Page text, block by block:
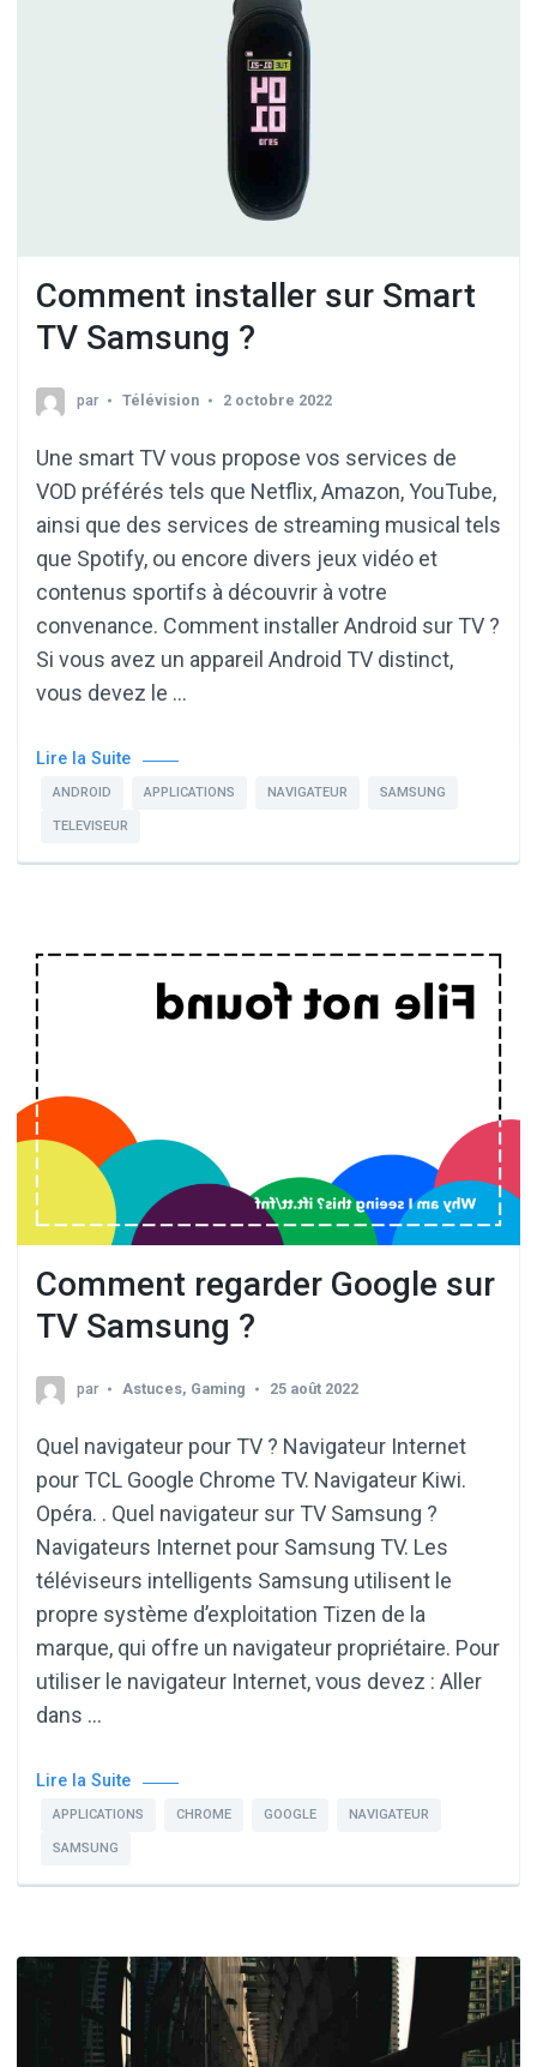
Comment installer sur Smart
TV Samsung ?
par Télévision 2 octobre 2022
Une smart TV vous propose vos services de
VOD préférés tels que Netflix, Amazon, YouTube,
ainsi que des services de streaming musical tels
que Spotify, ou encore divers jeux vidéo et
contenus sportifs à découvrir à votre
convenance. Comment installer Android sur TV ?
Si vous avez un appareil Android TV distinct,
vous devez le …
Lire la Suite
ANDROID APPLICATIONS NAVIGATEUR SAMSUNG
TELEVISEUR
Comment regarder Google sur
TV Samsung ?
par Astuces, Gaming 25 août 2022
Quel navigateur pour TV ? Navigateur Internet
pour TCL Google Chrome TV. Navigateur Kiwi.
Opéra. . Quel navigateur sur TV Samsung ?
Navigateurs Internet pour Samsung TV. Les
téléviseurs intelligents Samsung utilisent le
propre système d’exploitation Tizen de la
marque, qui offre un navigateur propriétaire. Pour
utiliser le navigateur Internet, vous devez : Aller
dans …
Lire la Suite
APPLICATIONS CHROME GOOGLE NAVIGATEUR
SAMSUNG